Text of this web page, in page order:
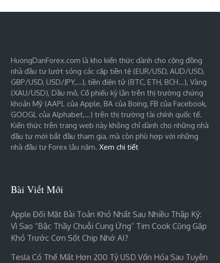
HuongDanForex.com là kho kiến thức dành cho cộng đồng
nhà đầu tư lướt sóng các cặp tiền tệ (EUR/USD, AUD/USD,
GBP/USD, USD/JPY,…), tiền điện tử (BTC, ETH, BCH…), Vàng
(XAU/USD), Dầu mỏ, Cổ phiếu kỳ lân trên thị trường chứng
khoán Mỹ (AAPL của Apple, BA của Boing, FB của Facebook,
GOOGL của Alphabet,…) trên thị trường tài chính quốc tế.
Kiến thức trên trang web này không chỉ dành cho những nhà
đầu tư mới bắt đầu tham gia, mà còn phù hợp với những
nhà đầu tư Forex lâu năm.Xem chi tiết
Bài Viết Mới
Apple Đối Mặt Bài Toán Khó Nhất Sau Nhiều Thập Kỷ:
Vì Sao “bậc Thầy Chuỗi Cung Ứng” Tim Cook Cũng Gặp
Khó Trước Cơn Sốt Chip Nhớ AI?
Tesla Có Thể Mất Hơn 200 Tỷ USD Vốn Hóa Sau Tuyên